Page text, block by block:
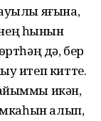
яғына,
һынын
дә, бер
итеп китте.
икән,
алып,